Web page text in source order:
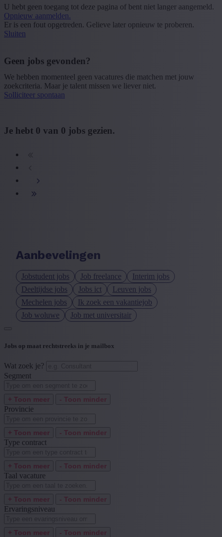
Segment
+ Toon meer - Toon minder
+ Toon meer - Toon minder
+ Toon meer - Toon minder
+ Toon meer
U hebt geen toegang tot deze pagina of bent niet langer aangemeld.
Opnieuw aanmelden.
Er is een fout opgetreden. Gelieve later opnieuw te proberen.
Sluiten
Geen jobs gevonden?
We hebben momenteel geen vacatures die matchen met jouw
zoekcriteria. Maar je talent missen we liever niet.
Solliciteer spontaan
Je hebt 0 van 0 jobs gezien.
Aanbevelingen
Jobstudent jobs Job freelance
Interim jobs
Deeltijdse jobs
Jobs ict
Leuven jobs
Mechelen jobs
Ik zoek een vakantiejob
Job woluwe
Job met universitair
Jobs op maat rechtstreeks in je mailbox
Wat zoek je?
Segment
+ Toon meer - Toon minder
Provincie
+ Toon meer - Toon minder
Type contract
+ Toon meer - Toon minder
Taal vacature
+ Toon meer - Toon minder
Ervaringsniveau
+ Toon meer - Toon minder